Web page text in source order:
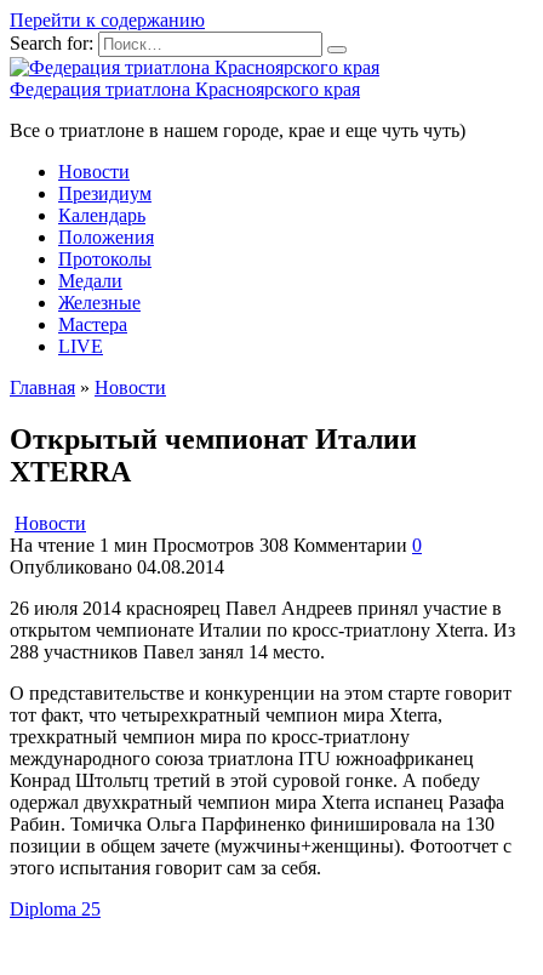
Перейти к содержанию
Search for:
Федерация триатлона Красноярского края
Все о триатлоне в нашем городе, крае и еще чуть чуть)
Новости
Президиум
Календарь
Положения
Протоколы
Медали
Железные
Мастера
LIVE
Главная » Новости
Открытый чемпионат Италии
XTERRA
Новости
На чтение 1 мин Просмотров 308 Комментарии 0
Опубликовано 04.08.2014
26 июля 2014 красноярец Павел Андреев принял участие в
открытом чемпионате Италии по кросс-триатлону Xterra. Из
288 участников Павел занял 14 место.
О представительстве и конкуренции на этом старте говорит
тот факт, что четырехкратный чемпион мира Xterra,
трехкратный чемпион мира по кросс-триатлону
международного союза триатлона ITU южноафриканец
Конрад Штольтц третий в этой суровой гонке. А победу
одержал двухкратный чемпион мира Xterra испанец Разафа
Рабин. Томичка Ольга Парфиненко финишировала на 130
позиции в общем зачете (мужчины+женщины). Фотоотчет с
этого испытания говорит сам за себя.
Diploma 25